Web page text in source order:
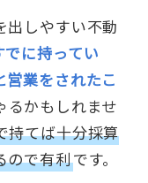
出しやすい不動
でに持ってい
営業をされたこ
るかもしれませ
持てば十分採算
ので有利です。